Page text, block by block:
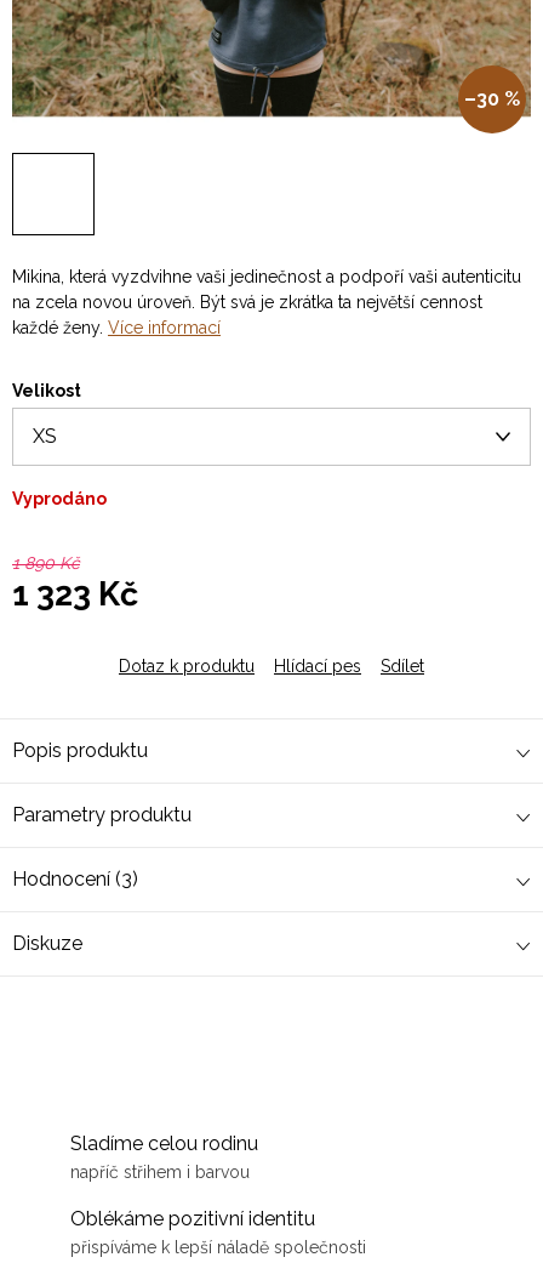
–30 %
Mikina, která vyzdvihne vaši jedinečnost a podpoří vaši autenticitu
na zcela novou úroveň. Být svá je zkrátka ta největší cennost
každé ženy. Více informací
Velikost
Vyprodáno
1 890 Kč
1 323 Kč
Dotaz k produktu
Hlídací pes Sdílet
Popis produktu
Parametry produktu
Hodnocení (3)
Diskuze
Sladíme celou rodinu
napříč střihem i barvou
Oblékáme pozitivní identitu
přispíváme k lepší náladě společnosti